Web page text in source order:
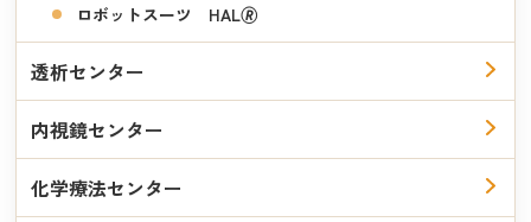
学会専門医・認定医
整形外科学会指導医
日本リウマチ財団登録医
日本リウマチ学会指導医
日整会脊椎脊髄病医
ロボットスーツ HAL🄬
透析センター
内視鏡センター
化学療法センター